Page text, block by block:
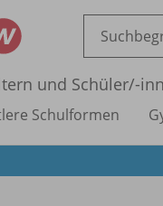
und Schüler/-
Schulformen